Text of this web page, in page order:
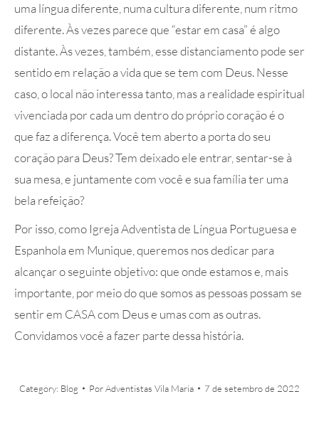
uma língua diferente, numa cultura diferente, num ritmo
diferente. Às vezes parece que “estar em casa” é algo
distante. Às vezes, também, esse distanciamento pode ser
sentido em relação a vida que se tem com Deus. Nesse
caso, o local não interessa tanto, mas a realidade espiritual
vivenciada por cada um dentro do próprio coração é o
que faz a diferença. Você tem aberto a porta do seu
coração para Deus? Tem deixado ele entrar, sentar-se à
sua mesa, e juntamente com você e sua família ter uma
bela refeição?
Por isso, como Igreja Adventista de Língua Portuguesa e
Espanhola em Munique, queremos nos dedicar para
alcançar o seguinte objetivo: que onde estamos e, mais
importante, por meio do que somos as pessoas possam se
sentir em CASA com Deus e umas com as outras.
Convidamos você a fazer parte dessa história.
Category: Blog PorAdventistas Vila Maria 7 de setembro de 2022